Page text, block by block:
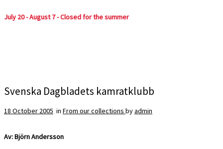
July 20 - August 7 - Closed for the summer
Svenska Dagbladets kamratklubb
18 October 2005 in From our collections byadmin
Av: Björn Andersson